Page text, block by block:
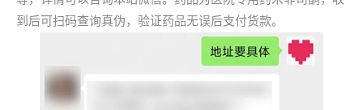
到后可扫码查询真伪，验证药品无误后支付货款。